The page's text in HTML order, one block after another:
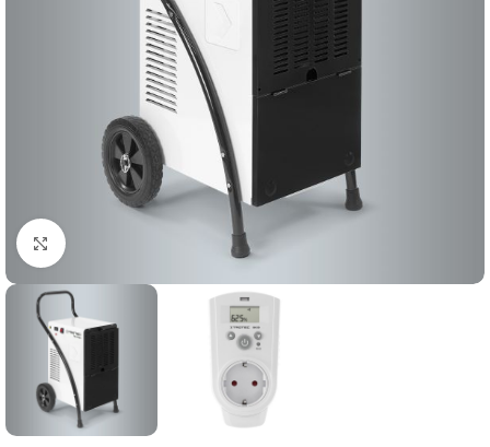
Kliknite za uvećanje